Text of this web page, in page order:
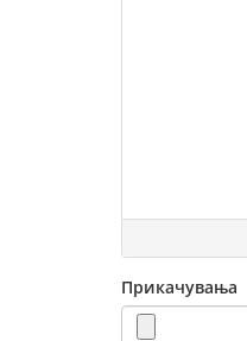
Прикачувања